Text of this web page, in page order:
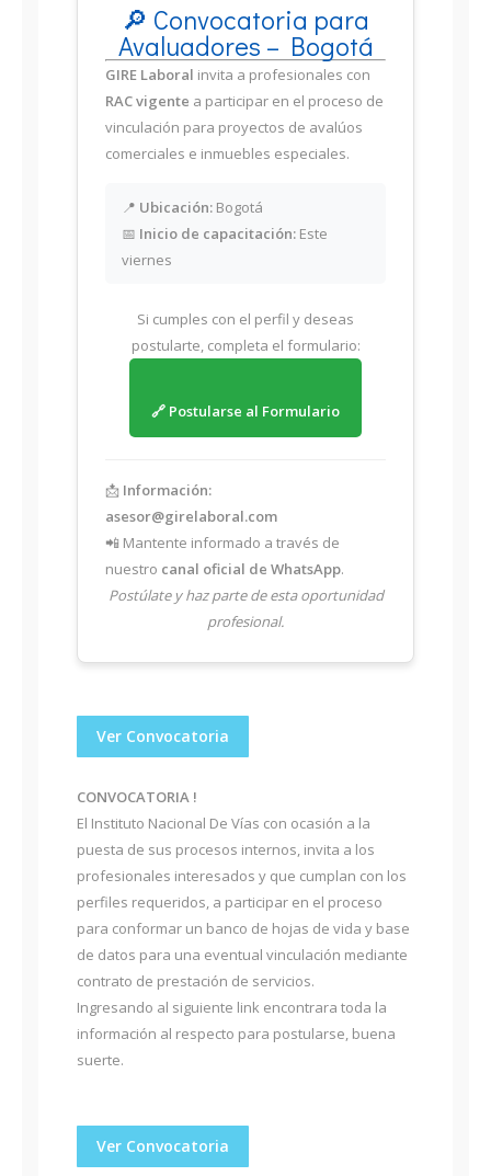
🔎 Convocatoria para
Avaluadores – Bogotá
GIRE Laboral invita a profesionales con
RAC vigente a participar en el proceso de
vinculación para proyectos de avalúos
comerciales e inmuebles especiales.
📍 Ubicación: Bogotá
📅 Inicio de capacitación: Este
viernes
Si cumples con el perfil y deseas
postularte, completa el formulario:
🔗 Postularse al Formulario
📩 Información:
asesor@girelaboral.com
📲 Mantente informado a través de
nuestro canal oficial de WhatsApp.
Postúlate y haz parte de esta oportunidad
profesional.
Ver Convocatoria
CONVOCATORIA !
El Instituto Nacional De Vías con ocasión a la
puesta de sus procesos internos, invita a los
profesionales interesados y que cumplan con los
perfiles requeridos, a participar en el proceso
para conformar un banco de hojas de vida y base
de datos para una eventual vinculación mediante
contrato de prestación de servicios.
Ingresando al siguiente link encontrara toda la
información al respecto para postularse, buena
suerte.
Ver Convocatoria